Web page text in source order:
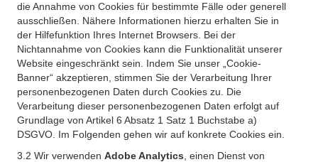
die Annahme von Cookies für bestimmte Fälle oder generell
ausschließen. Nähere Informationen hierzu erhalten Sie in
der Hilfefunktion Ihres Internet Browsers. Bei der
Nichtannahme von Cookies kann die Funktionalität unserer
Website eingeschränkt sein. Indem Sie unser „Cookie-
Banner“ akzeptieren, stimmen Sie der Verarbeitung Ihrer
personenbezogenen Daten durch Cookies zu. Die
Verarbeitung dieser personenbezogenen Daten erfolgt auf
Grundlage von Artikel 6 Absatz 1 Satz 1 Buchstabe a)
DSGVO. Im Folgenden gehen wir auf konkrete Cookies ein.
3.2 Wir verwenden Adobe Analytics , einen Dienst von